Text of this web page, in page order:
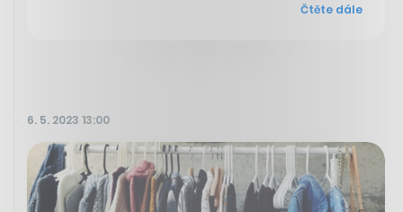
Čtěte dále
6. 5. 2023 13:00